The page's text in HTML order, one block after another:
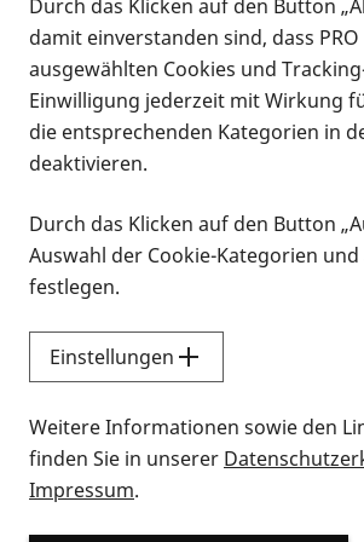
Infomaterial
Infomaterial
Vorlesen
Alle
Sie möchten
Durch das Klicken auf den Button
damit einverstanden sind, dass PRO
ausgewählten Cookies und
Einwilligung jederzeit mit Wirkung
die entsprechenden Kategorien in
deaktivieren.
Durch das Klicken auf den Button
Auswahl der Cookie-Kategorien
festlegen.
Einstellungen
Weitere Informationen sowie den
finden Sie in unserer
Impressum.